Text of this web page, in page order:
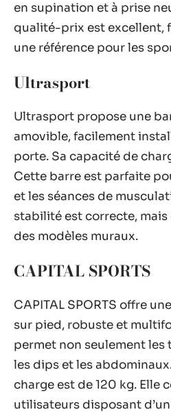
en supination et à prise
qualité-prix est excellent,
une référence pour les
Ultrasport
Ultrasport propose une
amovible, facilement
porte. Sa capacité de
Cette barre est parfaite
et les séances de
stabilité est correcte, mais
des modèles muraux.
CAPITAL SPORTS
CAPITAL SPORTS offre
sur pied, robuste et
permet non seulement les
les dips et les
charge est de 120 kg. Elle
utilisateurs disposant